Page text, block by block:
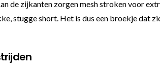
de zijkanten zorgen mesh stroken voor
stugge short. Het is dus een broekje dat